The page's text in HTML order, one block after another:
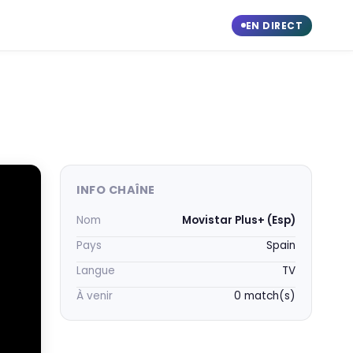
EN DIRECT
INFO CHAÎNE
Nom
Movistar Plus+ (Esp)
Pays
Spain
Langue
TV
À venir
0 match(s)